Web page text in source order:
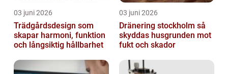
03 juni 2026
Trädgårdsdesign som
skapar harmoni, funktion
och långsiktig hållbarhet
03 juni 2026
Dränering stockholm så
skyddas husgrunden mot
fukt och skador